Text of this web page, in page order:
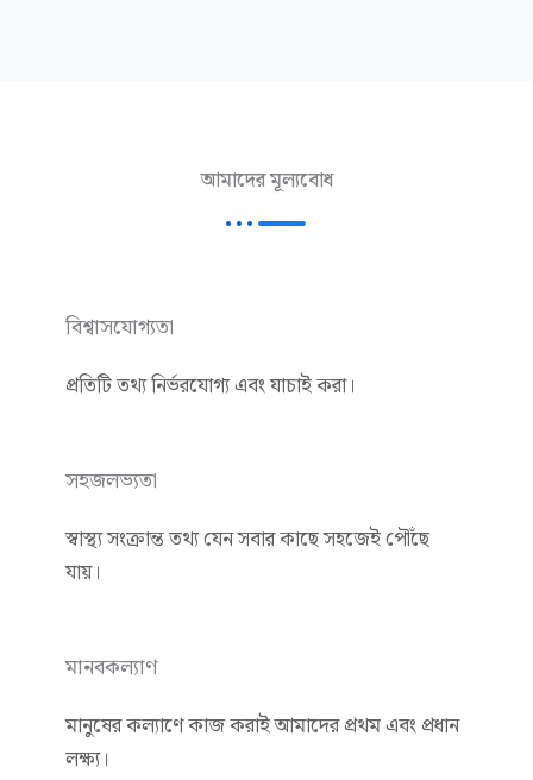
আমাদের মূল্যবোধ
বিশ্বাসযোগ্যতা
প্রতিটি তথ্য নির্ভরযোগ্য এবং যাচাই করা।
সহজলভ্যতা
স্বাস্থ্য সংক্রান্ত তথ্য যেন সবার কাছে সহজেই পৌঁছে
যায়।
মানবকল্যাণ
মানুষের কল্যাণে কাজ করাই আমাদের প্রথম এবং প্রধান
লক্ষ্য।